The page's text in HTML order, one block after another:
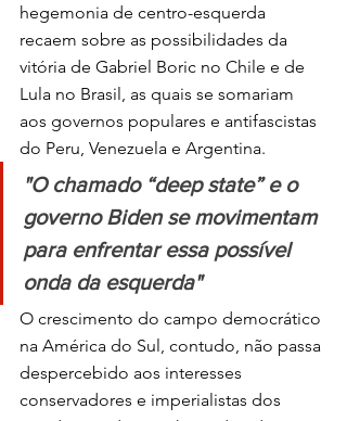
hegemonia de centro-esquerda
recaem sobre as possibilidades da
vitória de Gabriel Boric no Chile e de
Lula no Brasil, as quais se somariam
aos governos populares e antifascistas
do Peru, Venezuela e Argentina.
"O chamado “deep state” e o
governo Biden se movimentam
para enfrentar essa possível
onda da esquerda"
O crescimento do campo democrático
na América do Sul, contudo, não passa
despercebido aos interesses
conservadores e imperialistas dos